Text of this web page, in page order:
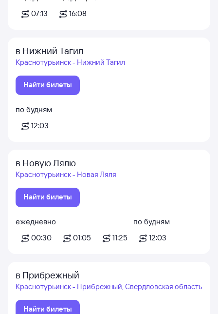
07:13
16:08
в Нижний Тагил
Краснотурьинск - Нижний Тагил
Найти билеты
по будням
12:03
в Новую Лялю
Краснотурьинск - Новая Ляля
Найти билеты
ежедневно
00:30
01:05 11:25
по будням
12:03
в Прибрежный
Краснотурьинск - Прибрежный, Свердловская область
Найти билеты